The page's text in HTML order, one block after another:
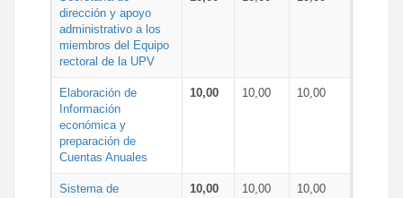
dirección y apoyo
administrativo a los
miembros del Equipo
rectoral de la UPV
Elaboración de
Información
económica y
preparación de
Cuentas Anuales
10,00 10,00 10,00
Sistema de
10,00 10,00 10,00